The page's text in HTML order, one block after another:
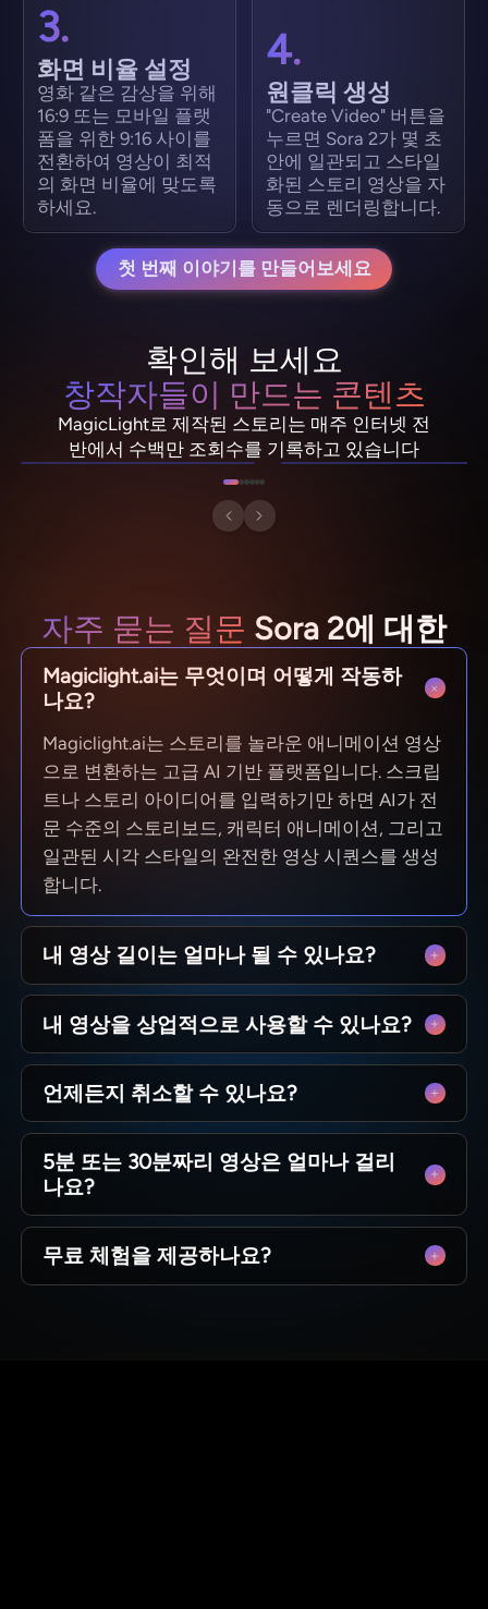
3.
화면 비율 설정
영화 같은 감상을 위해
16:9 또는 모바일 플랫
폼을 위한 9:16 사이를
전환하여 영상이 최적
의 화면 비율에 맞도록
하세요.
4.
원클릭 생성
"Create Video" 버튼을
누르면 Sora 2가 몇 초
안에 일관되고 스타일
화된 스토리 영상을 자
동으로 렌더링합니다.
첫 번째 이야기를 만들어보세요
확인해 보세요
창작자들이 만드는 콘텐츠
MagicLight로 제작된 스토리는 매주 인터넷 전
반에서 수백만 조회수를 기록하고 있습니다
NebulaDrifter
Lio "Spark" Vance
PixelRonin
Momo The Moshroom
자주 묻는 질문 Sora 2에 대한
Magiclight.ai는 무엇이며 어떻게 작동하
나요?
Magiclight.ai는 스토리를 놀라운 애니메이션 영상
으로 변환하는 고급 AI 기반 플랫폼입니다. 스크립
트나 스토리 아이디어를 입력하기만 하면 AI가 전
문 수준의 스토리보드, 캐릭터 애니메이션, 그리고
일관된 시각 스타일의 완전한 영상 시퀀스를 생성
합니다.
내 영상 길이는 얼마나 될 수 있나요?
짧은 소셜 클립부터 50분짜리 에피소드까지 가능
합니다. MagicLight는 장편 스토리텔링에 최적화
되어 있으며 장면 간 캐릭터 일관성을 유지하여 기
술적 제한 없이 완전한 서사를 제작할 수 있습니
다.
내 영상을 상업적으로 사용할 수 있나요?
네! 당신이 만든 콘텐츠의 100% 소유권을 가집니
다. YouTube 채널 수익화, 광고 운영, 강의 판매 등
어떤 경우에도 유료 플랜으로 생성된 모든 영상에
대해 완전한 상업적 권리를 갖게 됩니다.
언제든지 취소할 수 있나요?
물론입니다. 우리는 구속 계약이 아닌 창작의 자유
를 믿습니다. 대시보드에서 직접 구독을 관리하고
언제든지 취소할 수 있습니다 — 숨겨진 수수료도
없고 부담도 없습니다.
5분 또는 30분짜리 영상은 얼마나 걸리
나요?
몇 달이 아니라 몇 분입니다. 전통적인 애니메이션
이 몇 주 걸리는 동안 MagicLight는 커피 한 잔 마
실 시간 정도에 약 5분 길이의 고품질 스토리를 생
무료 체험을 제공하나요?